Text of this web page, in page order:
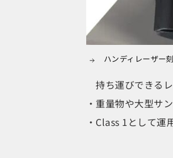
ハンディレーザ
持ち運びできる
・重量物や大型サ
・Class 1として運